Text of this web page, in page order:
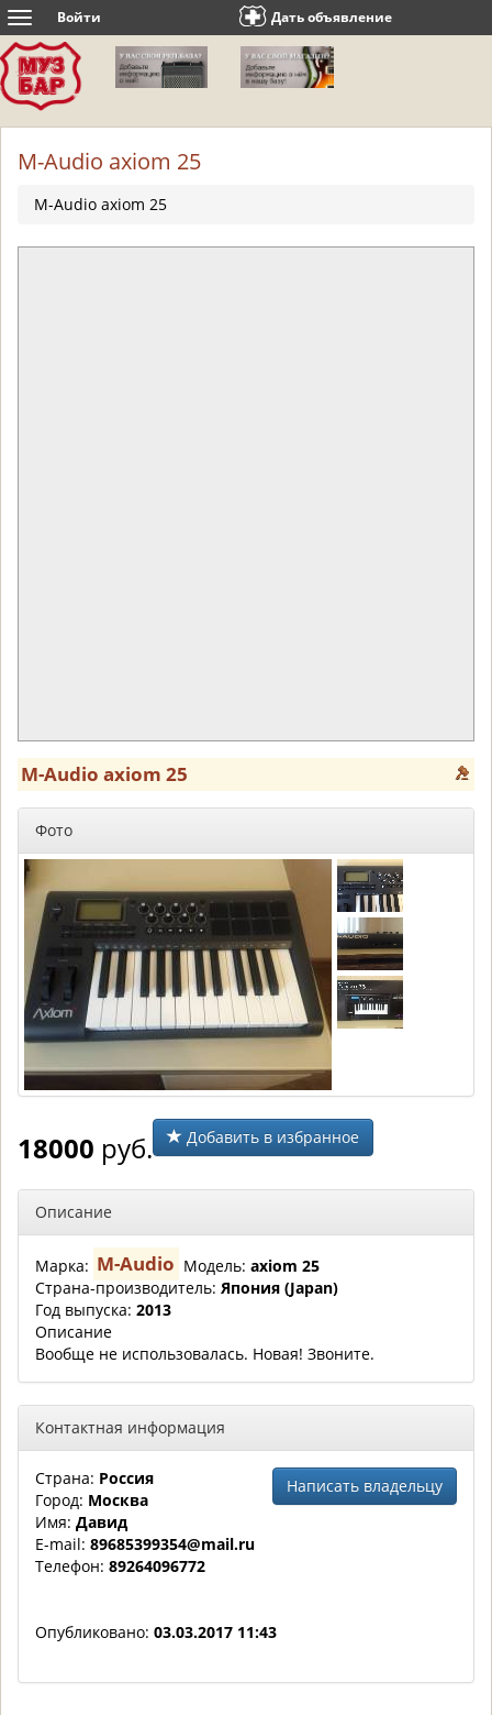
Toggle
navigation
Войти Дать объявление
M-Audio axiom 25
M-Audio axiom 25
M-Audio axiom 25
Фото
18000 руб. Добавить в избранное
Описание
Марка: M-Audio Модель: axiom 25
Страна-производитель: Япония (Japan)
Год выпуска: 2013
Описание
Вообще не использовалась. Новая! Звоните.
Контактная информация
Написать владельцу
Страна: Россия
Город: Москва
Имя: Давид
E-mail: 89685399354@mail.ru
Телефон: 89264096772
Опубликовано: 03.03.2017 11:43